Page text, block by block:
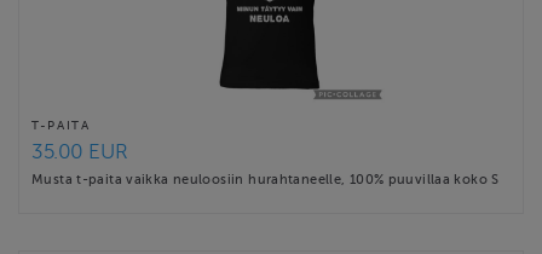
T-PAITA
35.00 EUR
Musta t-paita vaikka neuloosiin hurahtaneelle, 100% puuvillaa koko S